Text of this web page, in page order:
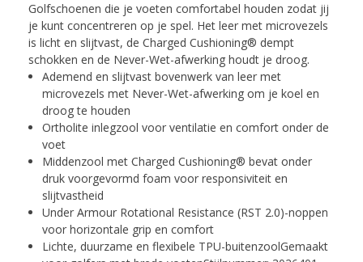
Golfschoenen die je voeten comfortabel houden zodat jij
je kunt concentreren op je spel. Het leer met microvezels
is licht en slijtvast, de Charged Cushioning® dempt
schokken en de Never-Wet-afwerking houdt je droog.
Ademend en slijtvast bovenwerk van leer met
microvezels met Never-Wet-afwerking om je koel en
droog te houden
Ortholite inlegzool voor ventilatie en comfort onder de
voet
Middenzool met Charged Cushioning® bevat onder
druk voorgevormd foam voor responsiviteit en
slijtvastheid
Under Armour Rotational Resistance (RST 2.0)-noppen
voor horizontale grip en comfort
Lichte, duurzame en flexibele TPU-buitenzoolGemaakt